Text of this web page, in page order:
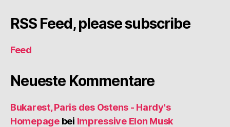
RSS Feed, please subscribe
Feed
Neueste Kommentare
Bukarest, Paris des Ostens - Hardy's
Homepagebei Impressive Elon Musk